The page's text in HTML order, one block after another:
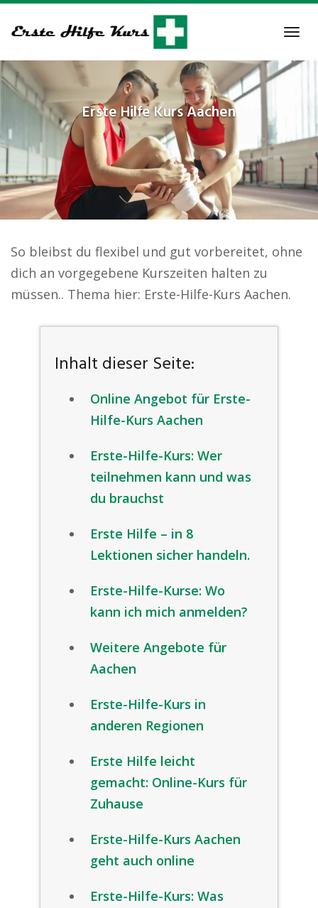
to
content
Erste Hilfe KursAachen
So bleibst du flexibel und gut vorbereitet, ohne
dich an vorgegebene Kurszeiten halten zu
müssen.. Thema hier: Erste-Hilfe-Kurs Aachen.
Inhalt dieser Seite:
Online Angebot für Erste-
Hilfe-Kurs Aachen
Erste-Hilfe-Kurs: Wer
teilnehmen kann und was
du brauchst
Erste Hilfe – in 8
Lektionen sicher handeln.
Erste-Hilfe-Kurse: Wo
kann ich mich anmelden?
Weitere Angebote für
Aachen
Erste-Hilfe-Kurs in
anderen Regionen
Erste Hilfe leicht
gemacht: Online-Kurs für
Zuhause
Erste-Hilfe-Kurs Aachen
geht auch online
Erste-Hilfe-Kurs: Was